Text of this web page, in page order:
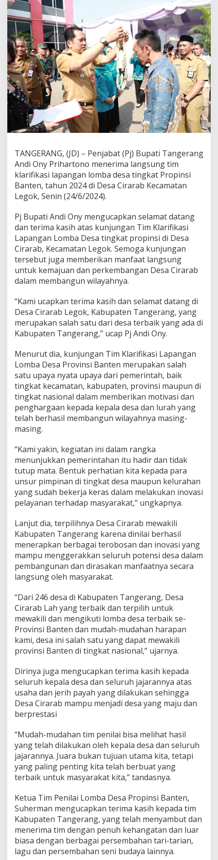
a
b
L
e
g
o
k
,
M
a
s
u
N
o
i
n
a
s
i
o
b
a
D
e
a
T
i
g
a
t
P
o
p
n
s
i
a
n
n
TANGERANG, (JD) – Penjabat (Pj) Bupati Tangerang
Andi Ony Prihartono menerima langsung tim
klarifikasi lapangan lomba desa tingkat Propinsi
Banten, tahun 2024 di Desa Cirarab Kecamatan
Legok, Senin (24/6/2024).
Pj Bupati Andi Ony mengucapkan selamat datang
dan terima kasih atas kunjungan Tim Klarifikasi
Lapangan Lomba Desa tingkat propinsi di Desa
Cirarab, Kecamatan Legok. Semoga kunjungan
tersebut juga memberikan manfaat langsung
untuk kemajuan dan perkembangan Desa Cirarab
dalam membangun wilayahnya.
“Kami ucapkan terima kasih dan selamat datang di
Desa Cirarab Legok, Kabupaten Tangerang, yang
merupakan salah satu dari desa terbaik yang ada di
Kabupaten Tangerang,” ucap Pj Andi Ony.
Menurut dia, kunjungan Tim Klarifikasi Lapangan
Lomba Desa Provinsi Banten merupakan salah
satu upaya nyata upaya dari pemerintah, baik
tingkat kecamatan, kabupaten, provinsi maupun di
tingkat nasional dalam memberikan motivasi dan
penghargaan kepada kepala desa dan lurah yang
telah berhasil membangun wilayahnya masing-
masing.
“Kami yakin, kegiatan ini dalam rangka
menunjukkan pemerintahan itu hadir dan tidak
tutup mata. Bentuk perhatian kita kepada para
unsur pimpinan di tingkat desa maupun kelurahan
yang sudah bekerja keras dalam melakukan inovasi
pelayanan terhadap masyarakat,” ungkapnya.
Lanjut dia, terpilihnya Desa Cirarab mewakili
Kabupaten Tangerang karena dinilai berhasil
menerapkan berbagai terobosan dan inovasi yang
mampu menggerakkan seluruh potensi desa dalam
pembangunan dan dirasakan manfaatnya secara
langsung oleh masyarakat.
“Dari 246 desa di Kabupaten Tangerang, Desa
Cirarab Lah yang terbaik dan terpilih untuk
mewakili dan mengikuti lomba desa terbaik se-
Provinsi Banten dan mudah-mudahan harapan
kami, desa ini salah satu yang dapat mewakili
provinsi Banten di tingkat nasional,” ujarnya.
Dirinya juga mengucapkan terima kasih kepada
seluruh kepala desa dan seluruh jajarannya atas
usaha dan jerih payah yang dilakukan sehingga
Desa Cirarab mampu menjadi desa yang maju dan
berprestasi
“Mudah-mudahan tim penilai bisa melihat hasil
yang telah dilakukan oleh kepala desa dan seluruh
jajarannya. Juara bukan tujuan utama kita, tetapi
yang paling penting kita telah berbuat yang
terbaik untuk masyarakat kita,” tandasnya.
Ketua Tim Penilai Lomba Desa Propinsi Banten,
Suherman mengucapkan terima kasih kepada tim
Kabupaten Tangerang, yang telah menyambut dan
menerima tim dengan penuh kehangatan dan luar
biasa dengan berbagai persembahan tari-tarian,
lagu dan persembahan seni budaya lainnya.